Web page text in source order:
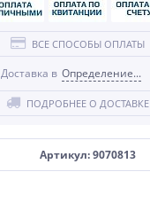
Артикул: 9070813
ВСЕ СПОСОБЫ ОПЛАТЫ
Доставка в Определение...
ПОДРОБНЕЕ О ДОСТАВКЕ